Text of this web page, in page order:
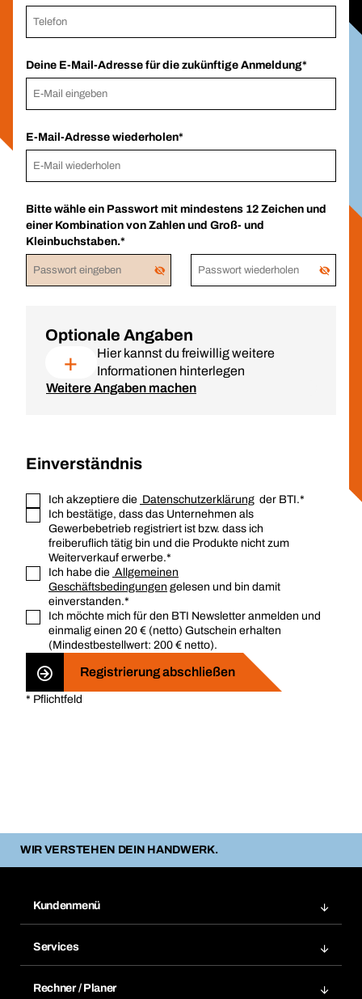
Deine E-Mail-Adresse für die zukünftige Anmeldung
E-Mail-Adresse wiederholen
Bitte wähle ein Passwort mit mindestens 12 Zeichen und
einer Kombination von Zahlen und Groß- und
Kleinbuchstaben.
Optionale Angaben
+
Hier kannst du freiwillig weitere
Informationen hinterlegen
Weitere Angaben machen
Einverständnis
Ich akzeptiere die Datenschutzerklärung der BTI.*
Ich bestätige, dass das Unternehmen als
Gewerbebetrieb registriert ist bzw. dass ich
freiberuflich tätig bin und die Produkte nicht zum
Weiterverkauf erwerbe.*
Ich habe die Allgemeinen
Geschäftsbedingungen gelesen und bin damit
einverstanden.*
Ich möchte mich für den BTI Newsletter anmelden und
einmalig einen 20 € (netto) Gutschein erhalten
(Mindestbestellwert: 200 € netto).
Registrierung abschließen
* Pflichtfeld
WIR VERSTEHEN DEIN HANDWERK.
Kundenmenü
Rechnungen
Services
Rechner / Planer